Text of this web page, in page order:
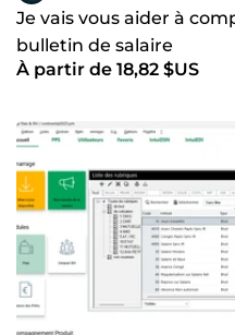
Je vais vous aider à
bulletin de salaire
À partir de 18,82 $US